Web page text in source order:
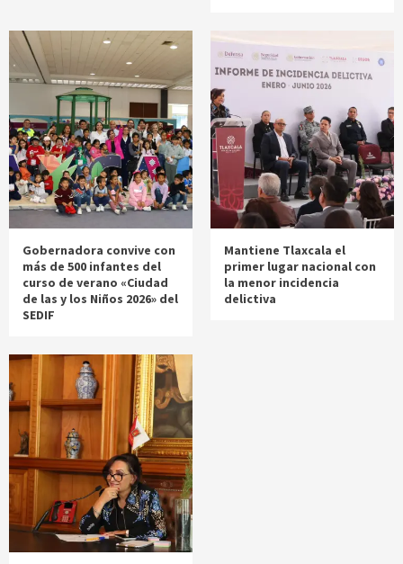
Gobernadora convive con
más de 500 infantes del
curso de verano «Ciudad
de las y los Niños 2026» del
SEDIF
Mantiene Tlaxcala el
primer lugar nacional con
la menor incidencia
delictiva